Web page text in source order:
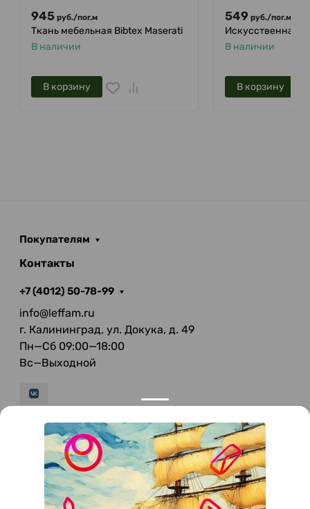
945 руб./пог.м
Ткань мебельная Bibtex Maserati
В наличии
В корзину
549 руб./пог.м
Искусственная
В наличии
В корзину
Покупателям
Контакты
+7 (4012) 50-78-99
info@leffam.ru
г. Калининград, ул. Докука, д. 49
Пн—Сб 09:00—18:00
Вс—Выходной
© 2026 LeFFAM — материалы для качественной
мягкой мебели
Получение и обработка персональных данных происходит в
соответствии с Федеральным законом от 27.07.2006 года №152-ФЗ
"О персональных данных", на условиях и для целей, определенных
Политикой конфиденциальности.